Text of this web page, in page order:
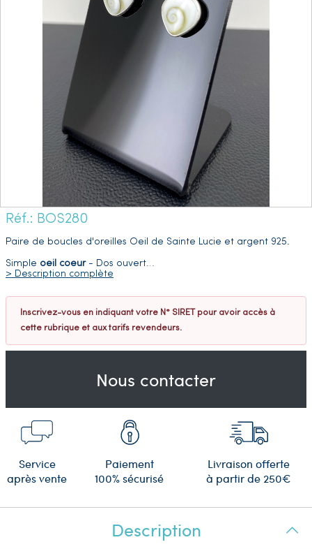
Réf.: BOS280
Paire de boucles d'oreilles Oeil de Sainte Lucie et argent 925.
Simple oeil coeur- Dos ouvert…
> Description complète
Inscrivez-vous en indiquant votre N° SIRET pour avoir accès à
cette rubrique et aux tarifs revendeurs.
Nous contacter
Service
après vente
Paiement
100% sécurisé
Livraison offerte
à partir de 250€
Description